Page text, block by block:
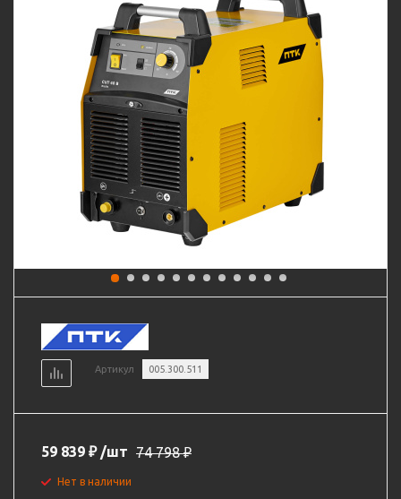
Артикул 005.300.511
59 839 ₽ /шт 74 798₽
Нет в наличии